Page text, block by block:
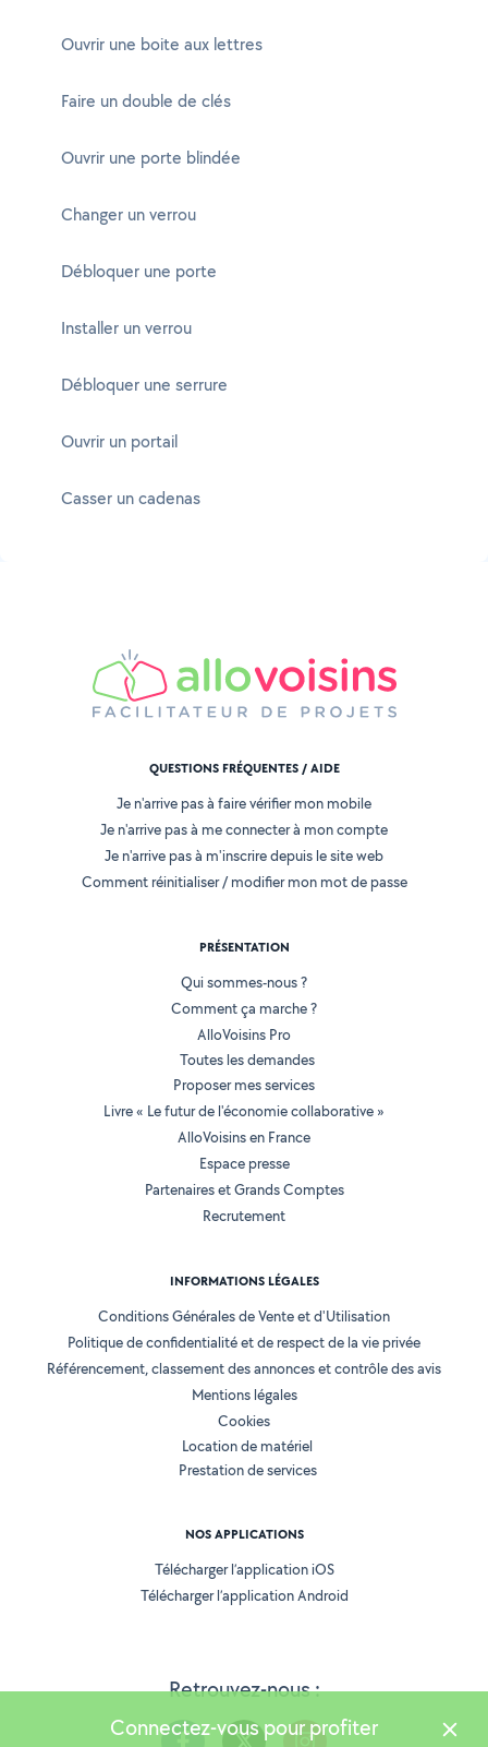
Ouvrir une boite aux lettres
Faire un double de clés
Ouvrir une porte blindée
Changer un verrou
Débloquer une porte
Installer un verrou
Débloquer une serrure
Ouvrir un portail
Casser un cadenas
Retrouvez-nous :
QUESTIONS FRÉQUENTES / AIDE
Je n'arrive pas à faire vérifier mon mobile
Je n'arrive pas à me connecter à mon compte
Je n'arrive pas à m'inscrire depuis le site web
Comment réinitialiser / modifier mon mot de passe
PRÉSENTATION
Qui sommes-nous ?
Comment ça marche ?
AlloVoisins Pro
Toutes les demandes
Proposer mes services
Livre « Le futur de l'économie collaborative »
AlloVoisins en France
Espace presse
Partenaires et Grands Comptes
Recrutement
INFORMATIONS LÉGALES
Conditions Générales de Vente et d'Utilisation
Politique de confidentialité et de respect de la vie privée
Référencement, classement des annonces et contrôle des avis
Mentions légales
Cookies
Location de matériel
Prestation de services
NOS APPLICATIONS
Télécharger l’application iOS
Télécharger l’application Android
Connectez-vous pour profiter